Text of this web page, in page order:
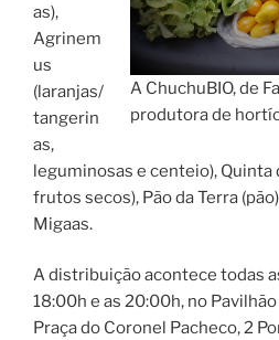
A ChuchuBIO, de
produtora de
as),
Agrinem
us
(laranjas/
tangerin
as,
leguminosas e centeio), Quinta
frutos secos), Pão da Terra
Migaas.
A distribuição acontece todas
18:00h e as 20:00h, no Pavilhão
Praça do Coronel Pacheco, 2